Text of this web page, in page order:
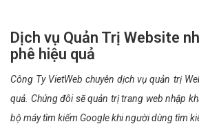
Dịch vụ Quản Trị Website
phê hiệu quả
Công Ty VietWeb chuyên dịch vụ quản trị
quả. Chúng đôi sẽ quản trị trang web nhập
bộ máy tìm kiếm Google khi người dùng tìm